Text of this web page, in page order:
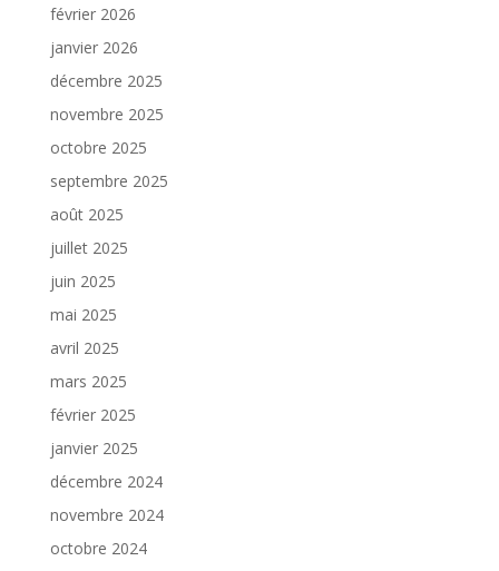
février 2026
janvier 2026
décembre 2025
novembre 2025
octobre 2025
septembre 2025
août 2025
juillet 2025
juin 2025
mai 2025
avril 2025
mars 2025
février 2025
janvier 2025
décembre 2024
novembre 2024
octobre 2024